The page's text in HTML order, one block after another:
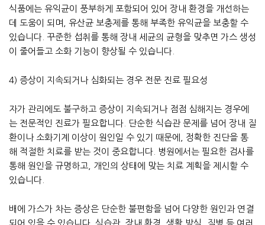
식품에는 유익균이 풍부하게 포함되어 있어 장내 환경을 개선하는
데 도움이 되며, 유산균 보충제를 통해 부족한 유익균을 보충할 수
있습니다. 꾸준한 섭취를 통해 장내 세균의 균형을 맞추면 가스 생성
이 줄어들고 소화 기능이 향상될 수 있습니다.
4) 증상이 지속되거나 심화되는 경우 전문 진료 필요성
자가 관리에도 불구하고 증상이 지속되거나 점점 심해지는 경우에
는 전문적인 진료가 필요합니다. 단순한 식습관 문제를 넘어 장내 질
환이나 소화기계 이상이 원인일 수 있기 때문에, 정확한 진단을 통
해 적절한 치료를 받는 것이 중요합니다. 병원에서는 필요한 검사를
통해 원인을 규명하고, 개인의 상태에 맞는 치료 계획을 제시할 수
있습니다.
배에 가스가 차는 증상은 단순한 불편함을 넘어 다양한 원인과 연결
되어 있을 수 있습니다. 식습관, 장내 환경, 생활 방식, 질병 등 여러